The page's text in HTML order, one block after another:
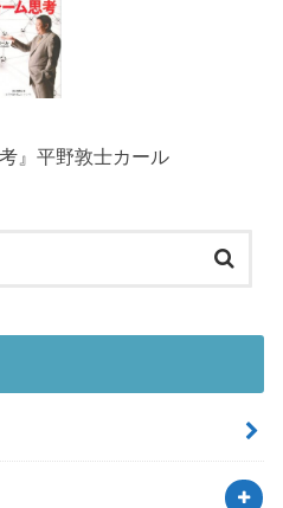
』平野敦士カール